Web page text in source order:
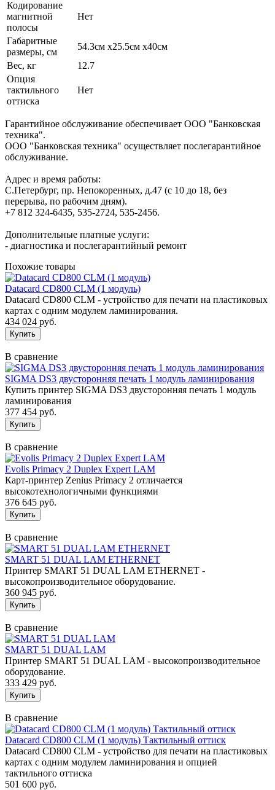
Кодирование
магнитной
полосы
Нет
Габаритные
размеры, см
54.3см x25.5см x40см
Вес, кг
12.7
Опция
тактильного
оттиска
Нет
Гарантийное обслуживание обеспечивает ООО "Банковская
техника".
ООО "Банковская техника" осуществляет послегарантийное
обслуживание.
Адрес и время работы:
С.Петербург, пр. Непокоренных, д.47 (с 10 до 18, без
перерыва, по рабочим дням).
+7 812 324-6435, 535-2724, 535-2456.
Дополнительные платные услуги:
- диагностика и послегарантийный ремонт
Похожие товары
Datacard CD800 CLM (1 модуль)
Datacard CD800 CLM - устройство для печати на пластиковых
картах с одним модулем ламинирования.
434 024 руб.
В сравнение
SIGMA DS3 двусторонняя печать 1 модуль ламинирования
Купить принтер SIGMA DS3 двусторонняя печать 1 модуль
ламинирования
377 454 руб.
В сравнение
Evolis Primacy 2 Duplex Expert LAM
Карт-принтер Zenius Primacy 2 отличается
высокотехнологичными функциями
376 645 руб.
В сравнение
SMART 51 DUAL LAM ETHERNET
Принтер SMART 51 DUAL LAM ETHERNET -
высокопроизводительное оборудование.
360 945 руб.
В сравнение
SMART 51 DUAL LAM
Принтер SMART 51 DUAL LAM - высокопроизводительное
оборудование.
333 429 руб.
В сравнение
Datacard CD800 CLM (1 модуль) Тактильный оттиск
Datacard CD800 CLM - устройство для печати на пластиковых
картах с одним модулем ламинирования и опцией
тактильного оттиска
501 600 руб.